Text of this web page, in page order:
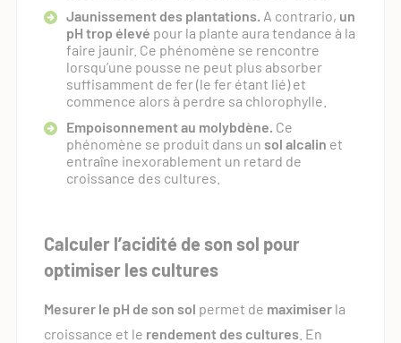
Jaunissement des plantations. A contrario, un
pH trop élevé pour la plante aura tendance à la
faire jaunir. Ce phénomène se rencontre
lorsqu’une pousse ne peut plus absorber
suffisamment de fer (le fer étant lié) et
commence alors à perdre sa chlorophylle.
Empoisonnement au molybdène. Ce
phénomène se produit dans un sol alcalin et
entraîne inexorablement un retard de
croissance des cultures.
Calculer l’acidité de son sol pour
optimiser les cultures
Mesurer le pH de son sol permet de maximiserla
croissance et le rendement des cultures. En